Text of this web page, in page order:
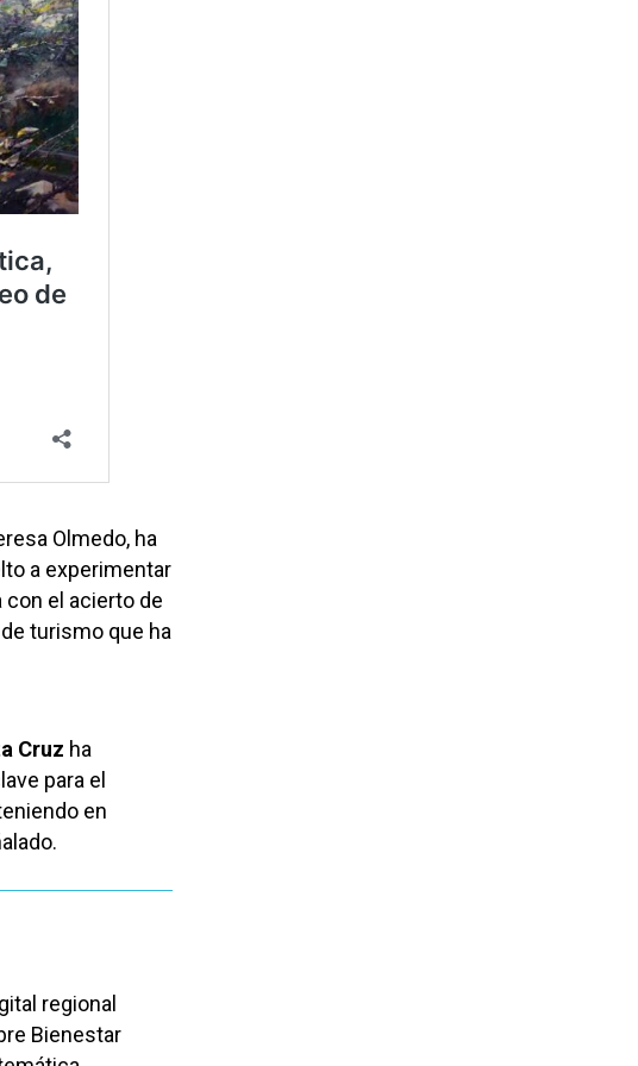
Olmedo, ha
a experimentar
con el acierto de
turismo que ha
Cruz ha
para el
en
regional
Bienestar